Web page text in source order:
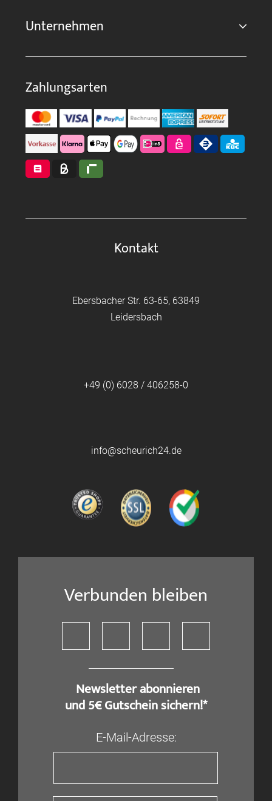
Unternehmen
Zahlungsarten
Kontakt
Ebersbacher Str. 63-65, 63849
Leidersbach
+49 (0) 6028 / 406258-0
info@scheurich24.de
Verbunden bleiben
​ Newsletter abonnieren
und 5€ Gutschein sichern!*
E-Mail-Adresse: